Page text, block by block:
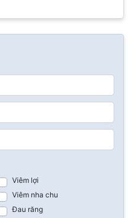
Viêm lợi
Viêm nha chu
Đau răng